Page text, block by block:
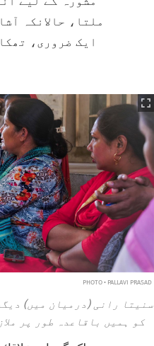
ملتا، حالانکہ
ایک ضروری،
PHOTO • PALLAVI PRASAD
سنیتا رانی (درمیان میں)
کو ہمیں باقاعدہ طور پر